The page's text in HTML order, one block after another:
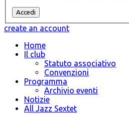
create an account
Home
Il club
Statuto associativo
Convenzioni
Programma
Archivio eventi
Notizie
All Jazz Sextet